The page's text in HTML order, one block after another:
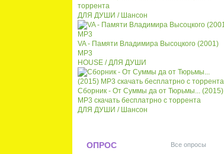
торрента
ДЛЯ ДУШИ / Шансон
VA - Памяти Владимира Высоцкого (2001)
MP3
HOUSE / ДЛЯ ДУШИ
Сборник - От Суммы да от Тюрьмы... (2015)
MP3 скачать бесплатрно с торрента
ДЛЯ ДУШИ / Шансон
ОПРОС Все опросы